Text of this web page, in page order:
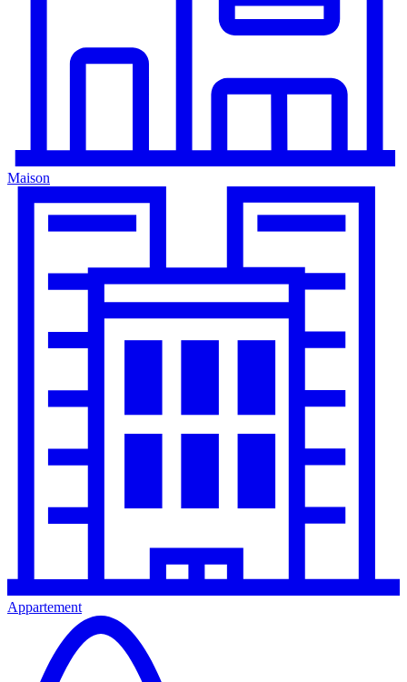
Maison
Appartement